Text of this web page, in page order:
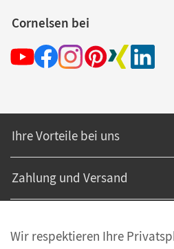
Cornelsen bei
Ihre Vorteile bei uns
Zahlung und Versand
Wir respektieren Ihre